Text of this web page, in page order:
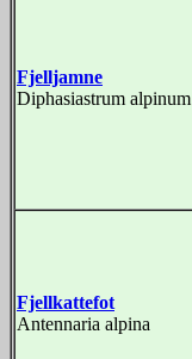
Fjelljamne
Diphasiastrum alpinum
Fjellkattefot
Antennaria alpina